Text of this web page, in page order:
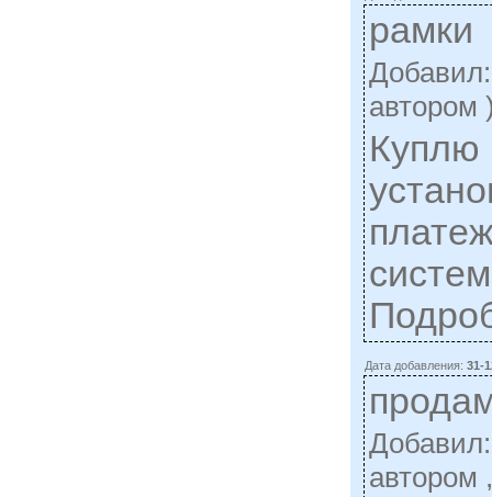
рамки
автором
Куплю
Дата добавления:31-
автором